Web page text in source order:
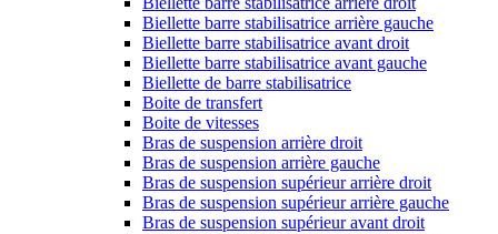
Biellette barre stabilisatrice arrière gauche
Biellette barre stabilisatrice avant droit
Biellette barre stabilisatrice avant gauche
Biellette de barre stabilisatrice
Boite de transfert
Boite de vitesses
Bras de suspension arrière droit
Bras de suspension arrière gauche
Bras de suspension supérieur arrière droit
Bras de suspension supérieur arrière gauche
Bras de suspension supérieur avant droit